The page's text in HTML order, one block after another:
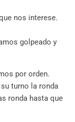
nos interese.
golpeado y
por orden.
turno la ronda
ronda hasta que